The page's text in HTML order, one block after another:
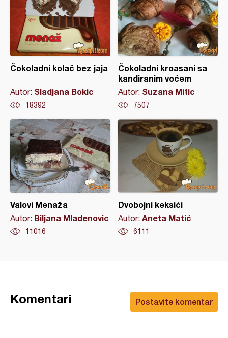
Čokoladni kolač bez jaja
Autor: Sladjana Bokic
18392
Čokoladni kroasani sa
kandiranim voćem
Autor: Suzana Mitic
7507
Valovi Menaža
Autor: Biljana Mladenovic
11016
Dvobojni keksići
Autor: Aneta Matić
6111
Postavite komentar
Komentari